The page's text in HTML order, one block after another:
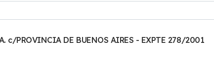
c/PROVINCIA DE BUENOS AIRES - EXPTE 278/2001